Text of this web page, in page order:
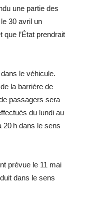
une partie des
30 avril un
l’État prendrait
le véhicule.
la barrière de
passagers sera
du lundi au
h dans le sens
prévue le 11 mai
dans le sens